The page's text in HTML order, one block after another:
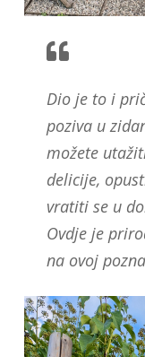
Dio je to i
poziva u
možete
delicije,
vratiti se u
Ovdje je
na ovoj